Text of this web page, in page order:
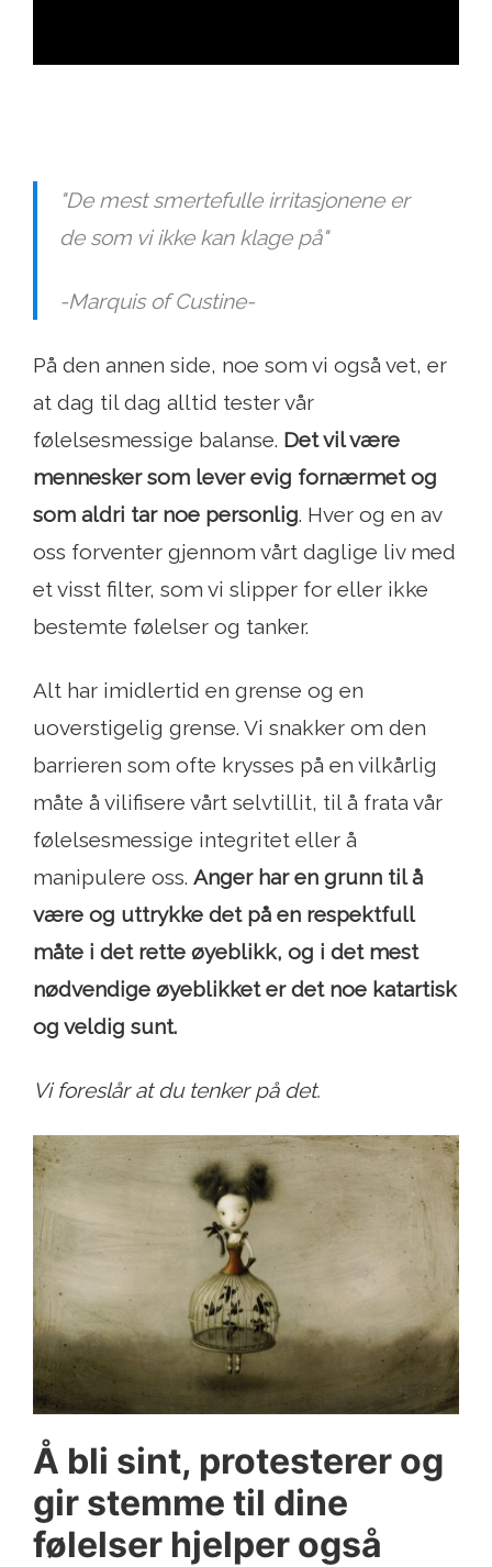
"De mest smertefulle irritasjonene er
de som vi ikke kan klage på"
-Marquis of Custine-
På den annen side, noe som vi også vet, er
at dag til dag alltid tester vår
følelsesmessige balanse. Det vil være
mennesker som lever evig fornærmet og
som aldri tar noe personlig. Hver og en av
oss forventer gjennom vårt daglige liv med
et visst filter, som vi slipper for eller ikke
bestemte følelser og tanker.
Alt har imidlertid en grense og en
uoverstigelig grense. Vi snakker om den
barrieren som ofte krysses på en vilkårlig
måte å vilifisere vårt selvtillit, til å frata vår
følelsesmessige integritet eller å
manipulere oss. Anger har en grunn til å
være og uttrykke det på en respektfull
måte i det rette øyeblikk, og i det mest
nødvendige øyeblikket er det noe katartisk
og veldig sunt.
Vi foreslår at du tenker på det.
Å bli sint, protesterer og
gir stemme til dine
følelser hjelper også